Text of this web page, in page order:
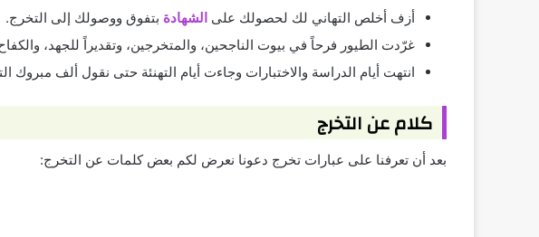
أزف أخلص التهاني لك لحصولك على الشهادة بتفوق ووصولك إلى التخرج.
غرّدت الطيور فرحاً في بيوت الناجحين، والمتخرجين، وتقديراً للجهد،
انتهت أيام الدراسة والاختبارات وجاءت أيام التهنئة حتى نقول ألف مبروك
كلام عن التخرج
بعد أن تعرفنا على عبارات تخرج دعونا نعرض لكم بعض كلمات عن التخرج: